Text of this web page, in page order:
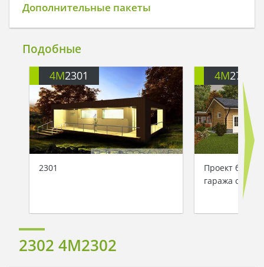
Раздел "Водоснабжение и канализация"
рабочих дней.
Объем проектной документации – от 50 до 90 страниц
А4 и А3, в зависимости от сложности проекта
Проекты являются типовыми и не учитывают
конкретных условий строительства.
Наша команда Архитекторов, Конструкторов и
Инженеров – всегда готовы воплотить Вашу мечту в
реальность!
Мы можем вносить любые изменения в проект по
Вашему пожеланию и адаптировать его с учетом
конкретных геолого-топографических и климатических
специалистов, Вы можете любым способом связи:
закажите обратный звонок, по skype, e-mail, телефон
Дополнительные пакеты
Подобные
4M2301
2301
4M2712
Проект
гаража с
2302 4M2302